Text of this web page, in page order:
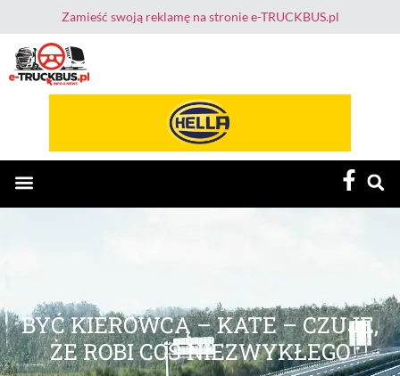
Zamieść swoją reklamę na stronie e-TRUCKBUS.pl
BYĆ KIEROWCĄ – KATE – CZUJE,
ŻE ROBI COŚ NIEZWYKŁEGO